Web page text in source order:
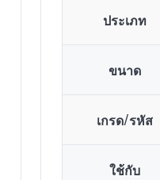
ประเภท
ขนาด
เกรด/รหัส
ใช้กับ